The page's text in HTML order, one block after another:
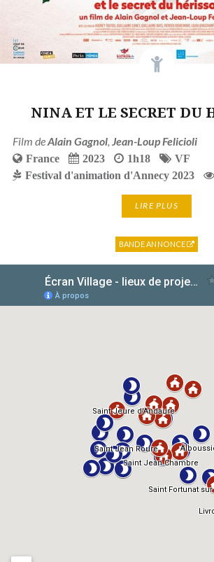
NINA ET LE SECRET DU
Film deAlain Gagnol, Jean-Loup Felicioli
France 2023 1h18
VF
Festival d'animation d'Annecy 2023
LIRE PLUS
BANDE ANNONCE